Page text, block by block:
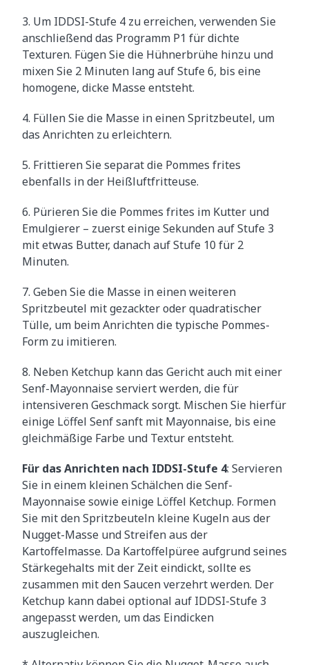
3. Um IDDSI-Stufe 4 zu erreichen, verwenden Sie
anschließend das Programm P1 für dichte
Texturen. Fügen Sie die Hühnerbrühe hinzu und
mixen Sie 2 Minuten lang auf Stufe 6, bis eine
homogene, dicke Masse entsteht.
4. Füllen Sie die Masse in einen Spritzbeutel, um
das Anrichten zu erleichtern.
5. Frittieren Sie separat die Pommes frites
ebenfalls in der Heißluftfritteuse.
6. Pürieren Sie die Pommes frites im Kutter und
Emulgierer – zuerst einige Sekunden auf Stufe 3
mit etwas Butter, danach auf Stufe 10 für 2
Minuten.
7. Geben Sie die Masse in einen weiteren
Spritzbeutel mit gezackter oder quadratischer
Tülle, um beim Anrichten die typische Pommes-
Form zu imitieren.
8. Neben Ketchup kann das Gericht auch mit einer
Senf-Mayonnaise serviert werden, die für
intensiveren Geschmack sorgt. Mischen Sie hierfür
einige Löffel Senf sanft mit Mayonnaise, bis eine
gleichmäßige Farbe und Textur entsteht.
Für das Anrichten nach IDDSI-Stufe 4: Servieren
Sie in einem kleinen Schälchen die Senf-
Mayonnaise sowie einige Löffel Ketchup. Formen
Sie mit den Spritzbeuteln kleine Kugeln aus der
Nugget-Masse und Streifen aus der
Kartoffelmasse. Da Kartoffelpüree aufgrund seines
Stärkegehalts mit der Zeit eindickt, sollte es
zusammen mit den Saucen verzehrt werden. Der
Ketchup kann dabei optional auf IDDSI-Stufe 3
angepasst werden, um das Eindicken
auszugleichen.